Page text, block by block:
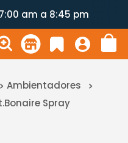
am a 8:45 pm
Ambientadores
Spray